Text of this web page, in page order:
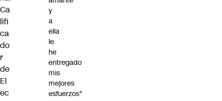
Ca
lifi
ca
do
r
de
El
ec
y
a
ella
le
he
entregado
mis
mejores
esfuerzos"